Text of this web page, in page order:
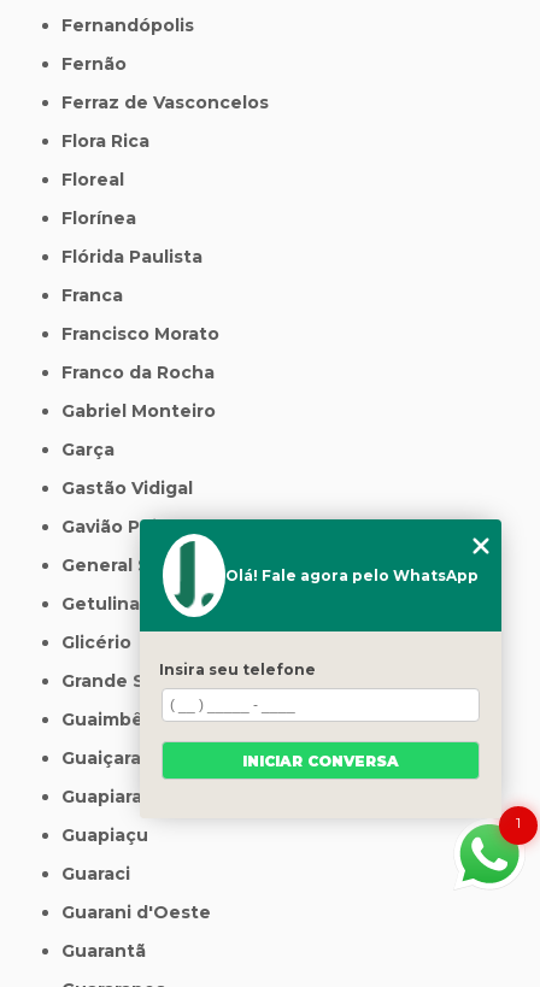
Fernandópolis
Fernão
Ferraz de Vasconcelos
Flora Rica
Floreal
Florínea
Flórida Paulista
Franca
Francisco Morato
Franco da Rocha
Gabriel Monteiro
Garça
Gastão Vidigal
Gavião Peixoto
General Salgado
Getulina
Glicério
Grande São Paulo
Guaimbê
Guaiçara
Guapiara
Guapiaçu
Guaraci
Guarani d'Oeste
Guarantã
1
Olá! Fale agora pelo WhatsApp
Insira seu telefone
INICIAR CONVERSA